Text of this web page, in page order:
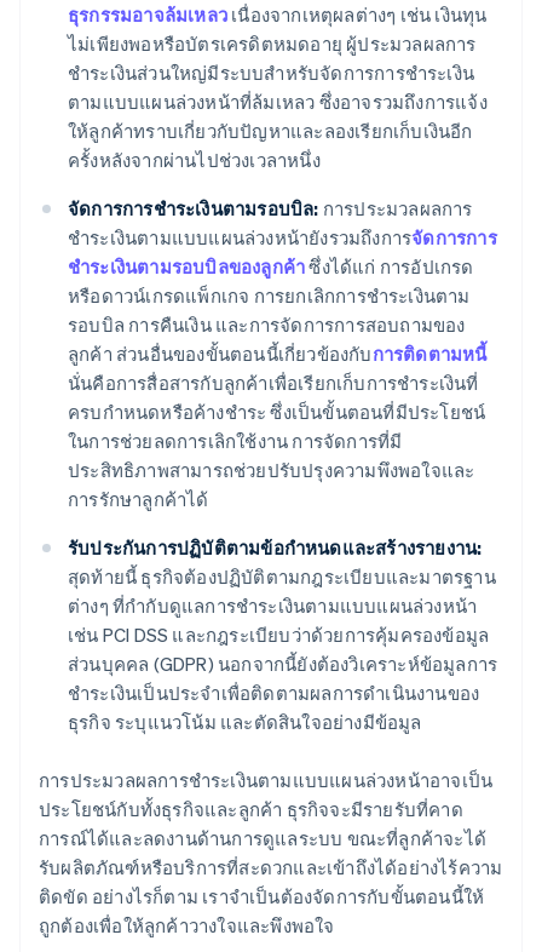
ธุรกรรมอาจล้มเหลว เนื่องจากเหตุผลต่างๆ เช่น เงินทุน
ไม่เพียงพอหรือบัตรเครดิตหมดอายุ ผู้ประมวลผลการ
ชำระเงินส่วนใหญ่มีระบบสำหรับจัดการการชำระเงิน
ตามแบบแผนล่วงหน้าที่ล้มเหลว ซึ่งอาจรวมถึงการแจ้ง
ให้ลูกค้าทราบเกี่ยวกับปัญหาและลองเรียกเก็บเงินอีก
ครั้งหลังจากผ่านไปช่วงเวลาหนึ่ง
จัดการการชำระเงินตามรอบบิล: การประมวลผลการ
ชำระเงินตามแบบแผนล่วงหน้ายังรวมถึงการจัดการการ
ชำระเงินตามรอบบิลของลูกค้าซึ่งได้แก่ การอัปเกรด
หรือดาวน์เกรดแพ็กเกจ การยกเลิกการชำระเงินตาม
รอบบิล การคืนเงิน และการจัดการการสอบถามของ
ลูกค้า ส่วนอื่นของขั้นตอนนี้เกี่ยวข้องกับการติดตามหนี้
นั่นคือการสื่อสารกับลูกค้าเพื่อเรียกเก็บการชำระเงินที่
ครบกำหนดหรือค้างชำระ ซึ่งเป็นขั้นตอนที่มีประโยชน์
ในการช่วยลดการเลิกใช้งาน การจัดการที่มี
ประสิทธิภาพสามารถช่วยปรับปรุงความพึงพอใจและ
การรักษาลูกค้าได้
รับประกันการปฏิบัติตามข้อกำหนดและสร้างรายงาน:
สุดท้ายนี้ ธุรกิจต้องปฏิบัติตามกฎระเบียบและมาตรฐาน
ต่างๆ ที่กำกับดูแลการชำระเงินตามแบบแผนล่วงหน้า
เช่น PCI DSS และกฎระเบียบว่าด้วยการคุ้มครองข้อมูล
ส่วนบุคคล (GDPR) นอกจากนี้ยังต้องวิเคราะห์ข้อมูลการ
ชำระเงินเป็นประจำเพื่อติดตามผลการดำเนินงานของ
ธุรกิจ ระบุแนวโน้ม และตัดสินใจอย่างมีข้อมูล
การประมวลผลการชำระเงินตามแบบแผนล่วงหน้าอาจเป็น
ประโยชน์กับทั้งธุรกิจและลูกค้า ธุรกิจจะมีรายรับที่คาด
การณ์ได้และลดงานด้านการดูแลระบบ ขณะที่ลูกค้าจะได้
รับผลิตภัณฑ์หรือบริการที่สะดวกและเข้าถึงได้อย่างไร้ความ
ติดขัด อย่างไรก็ตาม เราจำเป็นต้องจัดการกับขั้นตอนนี้ให้
ถูกต้องเพื่อให้ลูกค้าวางใจและพึงพอใจ